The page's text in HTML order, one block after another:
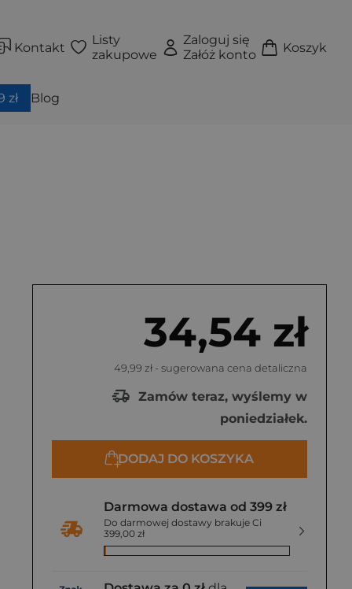
Kontakt
Listy
zakupowe
Zaloguj się
Załóż konto
Koszyk
zł Blog
34,54 zł
49,99 zł - sugerowana cena detaliczna
Zamów teraz, wyślemy w
poniedziałek.
DODAJ DO KOSZYKA
Darmowa dostawa od 399 zł
Do darmowej dostawy brakuje Ci
399,00 zł